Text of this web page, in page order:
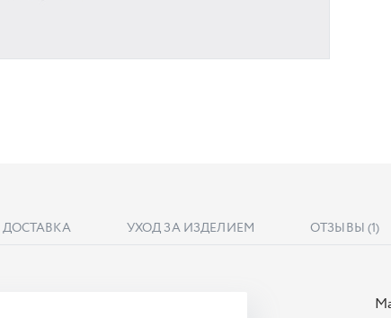
ДОСТАВКА УХОД ЗА ИЗДЕЛИЕМ ОТЗЫВЫ (1)